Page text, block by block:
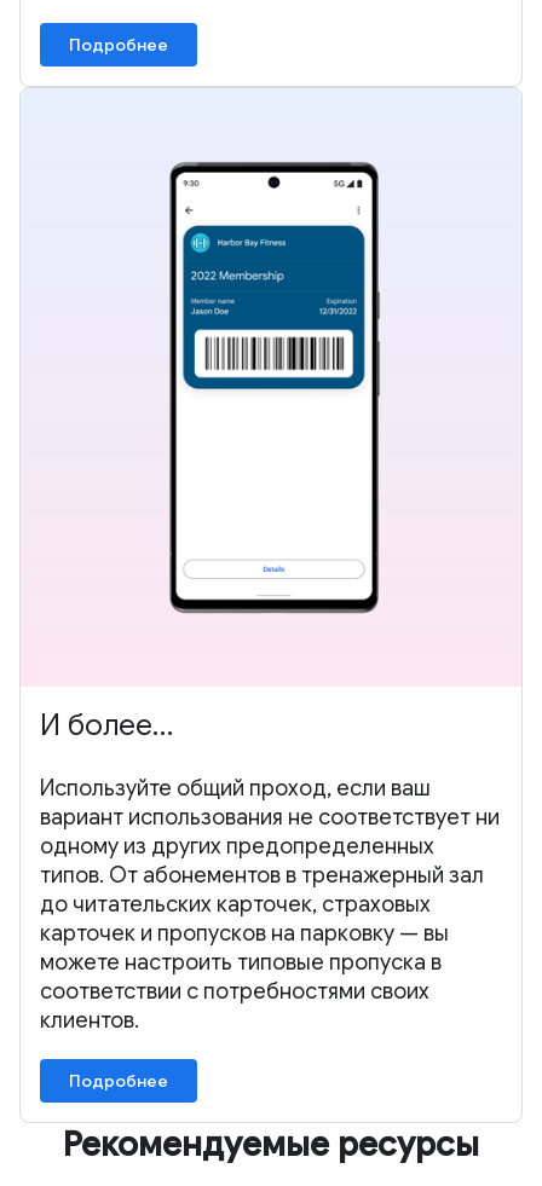
Подробнее
И более…
Используйте общий проход, если ваш
вариант использования не соответствует ни
одному из других предопределенных
типов. От абонементов в тренажерный зал
до читательских карточек, страховых
карточек и пропусков на парковку — вы
можете настроить типовые пропуска в
соответствии с потребностями своих
клиентов.
Подробнее
Рекомендуемые ресурсы